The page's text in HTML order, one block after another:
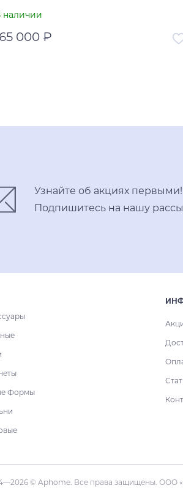
наличии
000 ₽
Купить в один клик
Узнайте об акциях первыми!
Подпишитесь на нашу
Формы
© Aphome. Все права защищены. ООО